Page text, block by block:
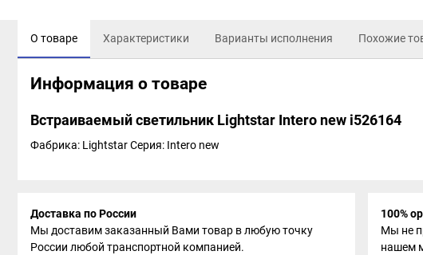
О товаре Характеристики Варианты исполнения Похожие
Информация о товаре
Встраиваемый светильник Lightstar Intero new i526164
Фабрика: LightstarСерия: Intero new
Доставка по России
Мы доставим заказанный Вами товар в любую точку
России любой транспортной компанией.
100%
Мы не
нашем